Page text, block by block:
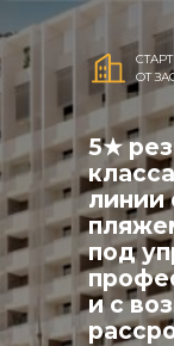
5★
линии
под
и с
ОТ